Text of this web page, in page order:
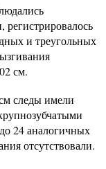
и треугольных
см.
следы имели
24 аналогичных
отсутствовали.